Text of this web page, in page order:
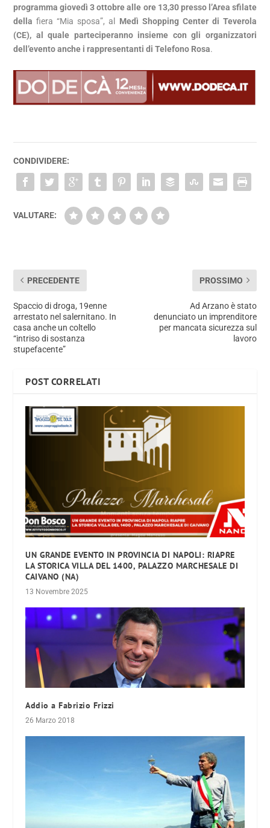
programma giovedì 3 ottobre alle ore 13,30 presso l’Area sfilate
della fiera “Mia sposa”, al Medì Shopping Center di Teverola
(CE), al quale parteciperanno insieme con gli organizzatori
dell’evento anche i rappresentanti di Telefono Rosa.
CONDIVIDERE:
VALUTARE:
PRECEDENTE
Spaccio di droga, 19enne
arrestato nel salernitano. In
casa anche un coltello
“intriso di sostanza
stupefacente”
PROSSIMO
Ad Arzano è stato
denunciato un imprenditore
per mancata sicurezza sul
lavoro
POST CORRELATI
UN GRANDE EVENTO IN PROVINCIA DI NAPOLI: RIAPRE
LA STORICA VILLA DEL 1400, PALAZZO MARCHESALE DI
CAIVANO (NA)
13 Novembre 2025
Addio a Fabrizio Frizzi
26 Marzo 2018